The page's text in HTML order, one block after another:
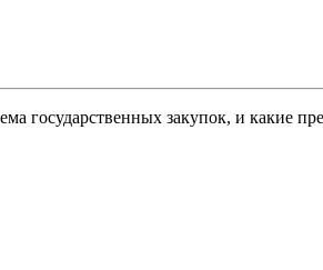
государственных закупок, и какие